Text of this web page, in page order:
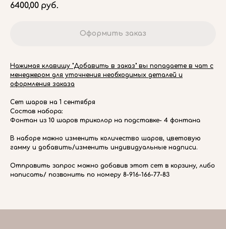
6400,00 руб.
Оформить заказ
Нажимая клавишу "Добавить в заказ" вы попадаете в чат с
менеджером для уточнения необходимых деталей и
оформления заказа
Сет шаров на 1 сентября
Состав набора:
Фонтан из 10 шаров триколор на подставке- 4 фонтана
В наборе можно изменить количество шаров, цветовую
гамму и добавить/изменить индивидуальные надписи.
Отправить запрос можно добавив этот сет в корзину, либо
написать/ позвонить по номеру 8-916-166-77-83